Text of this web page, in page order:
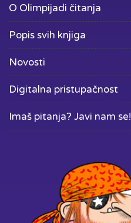
O Olimpijadi čitanja
Popis svih knjiga
Novosti
Digitalna pristupačnost
Imaš pitanja? Javi nam se!